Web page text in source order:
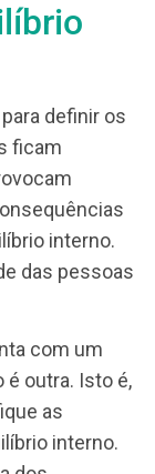
. E assim,
e da
um
interno.
para definir
ficam
provocam